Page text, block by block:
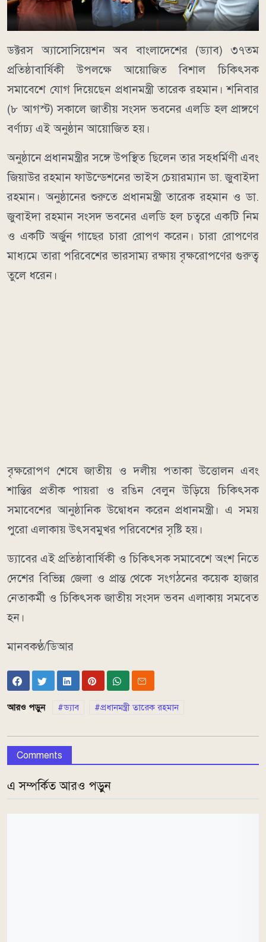
ডক্টরস অ্যাসোসিয়েশন অব বাংলাদেশের (ড্যাব) ৩৭তম
প্রতিষ্ঠাবার্ষিকী উপলক্ষে আয়োজিত বিশাল চিকিৎসক
সমাবেশে যোগ দিয়েছেন প্রধানমন্ত্রী তারেক রহমান। শনিবার
(৮ আগস্ট) সকালে জাতীয় সংসদ ভবনের এলডি হল প্রাঙ্গণে
বর্ণাঢ্য এই অনুষ্ঠান আয়োজিত হয়।
অনুষ্ঠানে প্রধানমন্ত্রীর সঙ্গে উপস্থিত ছিলেন তার সহধর্মিণী এবং
জিয়াউর রহমান ফাউন্ডেশনের ভাইস চেয়ারম্যান ডা. জুবাইদা
রহমান। অনুষ্ঠানের শুরুতে প্রধানমন্ত্রী তারেক রহমান ও ডা.
জুবাইদা রহমান সংসদ ভবনের এলডি হল চত্বরে একটি নিম
ও একটি অর্জুন গাছের চারা রোপণ করেন। চারা রোপণের
মাধ্যমে তারা পরিবেশের ভারসাম্য রক্ষায় বৃক্ষরোপণের গুরুত্ব
তুলে ধরেন।
বৃক্ষরোপণ শেষে জাতীয় ও দলীয় পতাকা উত্তোলন এবং
শান্তির প্রতীক পায়রা ও রঙিন বেলুন উড়িয়ে চিকিৎসক
সমাবেশের আনুষ্ঠানিক উদ্বোধন করেন প্রধানমন্ত্রী। এ সময়
পুরো এলাকায় উৎসবমুখর পরিবেশের সৃষ্টি হয়।
ড্যাবের এই প্রতিষ্ঠাবার্ষিকী ও চিকিৎসক সমাবেশে অংশ নিতে
দেশের বিভিন্ন জেলা ও প্রান্ত থেকে সংগঠনের কয়েক হাজার
নেতাকর্মী ও চিকিৎসক জাতীয় সংসদ ভবন এলাকায় সমবেত
হন।
মানবকণ্ঠ/ডিআর
আরও পড়ুন ড্যাব প্রধানমন্ত্রী তারেক রহমান
Comments
এ সম্পর্কিত আরও পড়ুন